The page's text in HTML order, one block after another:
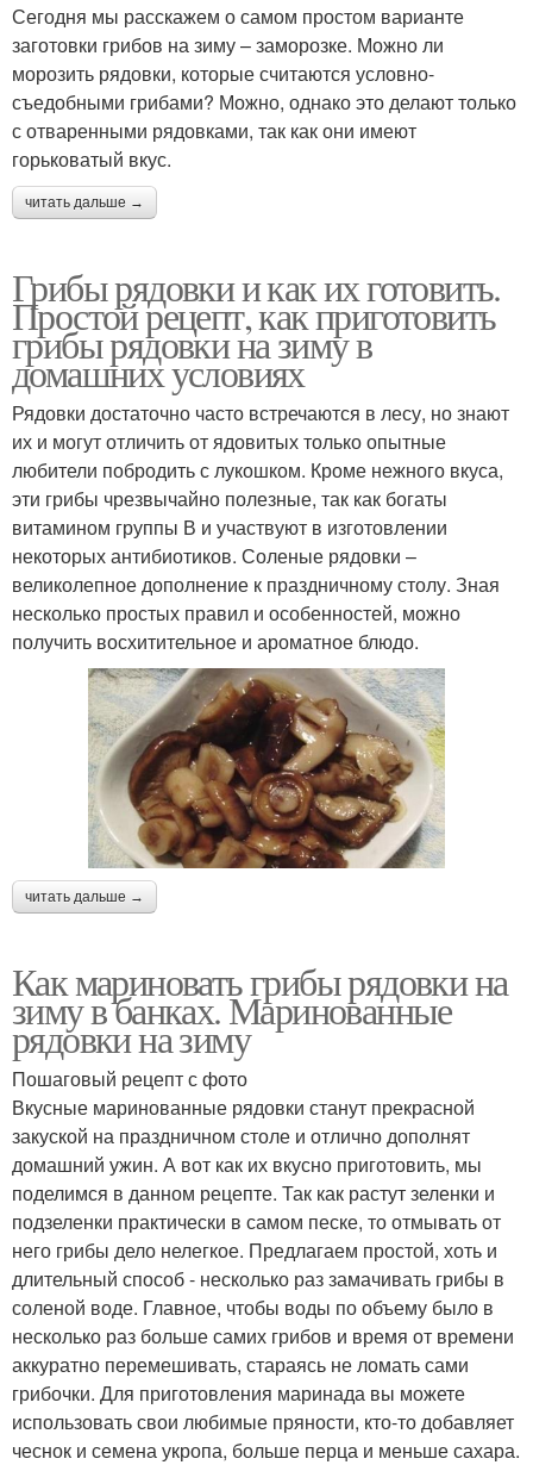
Сегодня мы расскажем о самом простом варианте
заготовки грибов на зиму – заморозке. Можно ли
морозить рядовки, которые считаются условно-
съедобными грибами? Можно, однако это делают только
с отваренными рядовками, так как они имеют
горьковатый вкус.
читать дальше →
Грибы рядовки и как их готовить.
Простой рецепт, как приготовить
грибы рядовки на зиму в
домашних условиях
Рядовки достаточно часто встречаются в лесу, но знают
их и могут отличить от ядовитых только опытные
любители побродить с лукошком. Кроме нежного вкуса,
эти грибы чрезвычайно полезные, так как богаты
витамином группы В и участвуют в изготовлении
некоторых антибиотиков. Соленые рядовки –
великолепное дополнение к праздничному столу. Зная
несколько простых правил и особенностей, можно
получить восхитительное и ароматное блюдо.
читать дальше →
Как мариновать грибы рядовки на
зиму в банках. Маринованные
рядовки на зиму
Пошаговый рецепт с фото
Вкусные маринованные рядовки станут прекрасной
закуской на праздничном столе и отлично дополнят
домашний ужин. А вот как их вкусно приготовить, мы
поделимся в данном рецепте. Так как растут зеленки и
подзеленки практически в самом песке, то отмывать от
него грибы дело нелегкое. Предлагаем простой, хоть и
длительный способ - несколько раз замачивать грибы в
соленой воде. Главное, чтобы воды по объему было в
несколько раз больше самих грибов и время от времени
аккуратно перемешивать, стараясь не ломать сами
грибочки. Для приготовления маринада вы можете
использовать свои любимые пряности, кто-то добавляет
чеснок и семена укропа, больше перца и меньше сахара.